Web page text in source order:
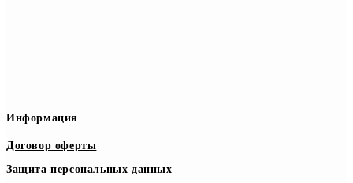
Информация
Договор оферты
Защита персональных данных